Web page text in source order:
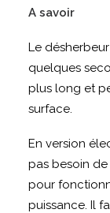
A savoir
Le
quelques
plus long et
surface.
En version
pas besoin
pour
puissance. Il